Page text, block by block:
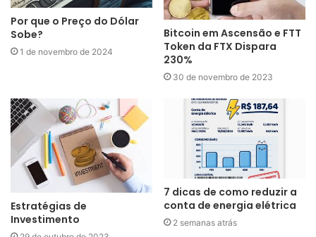
Por que o Preço do Dólar
Sobe?
1 de novembro de 2024
Bitcoin em Ascensão e FTT
Token da FTX Dispara
230%
30 de novembro de 2023
Estratégias de
Investimento
7 dicas de como reduzir a
conta de energia elétrica
2 semanas atrás